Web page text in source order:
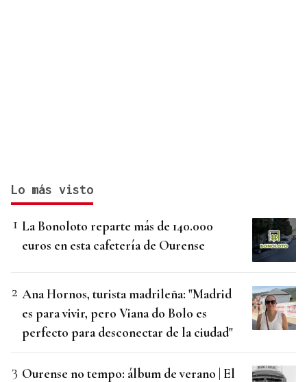
Lo más visto
La Bonoloto reparte más de 140.000
euros en esta cafetería de Ourense
Ana Hornos, turista madrileña: "Madrid
es para vivir, pero Viana do Bolo es
perfecto para desconectar de la ciudad"
Ourense no tempo: álbum de verano | El